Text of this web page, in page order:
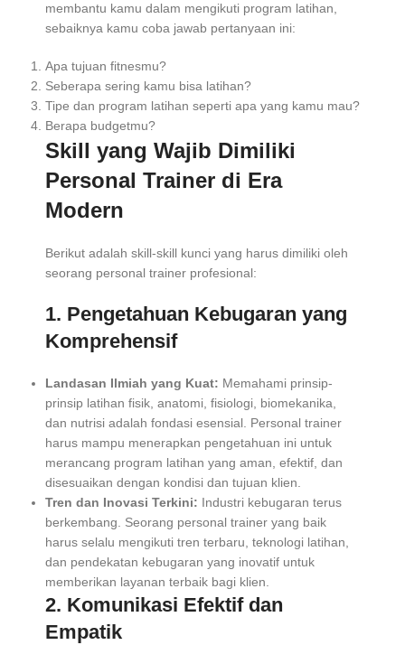
membantu kamu dalam mengikuti program latihan,
sebaiknya kamu coba jawab pertanyaan ini:
Apa tujuan fitnesmu?
Seberapa sering kamu bisa latihan?
Tipe dan program latihan seperti apa yang kamu mau?
Berapa budgetmu?
Skill yang Wajib Dimiliki
Personal Trainer di Era
Modern
Berikut adalah skill-skill kunci yang harus dimiliki oleh
seorang personal trainer profesional:
1. Pengetahuan Kebugaran yang
Komprehensif
Landasan Ilmiah yang Kuat: Memahami prinsip-
prinsip latihan fisik, anatomi, fisiologi, biomekanika,
dan nutrisi adalah fondasi esensial. Personal trainer
harus mampu menerapkan pengetahuan ini untuk
merancang program latihan yang aman, efektif, dan
disesuaikan dengan kondisi dan tujuan klien.
Tren dan Inovasi Terkini: Industri kebugaran terus
berkembang. Seorang personal trainer yang baik
harus selalu mengikuti tren terbaru, teknologi latihan,
dan pendekatan kebugaran yang inovatif untuk
memberikan layanan terbaik bagi klien.
2. Komunikasi Efektif dan
Empatik